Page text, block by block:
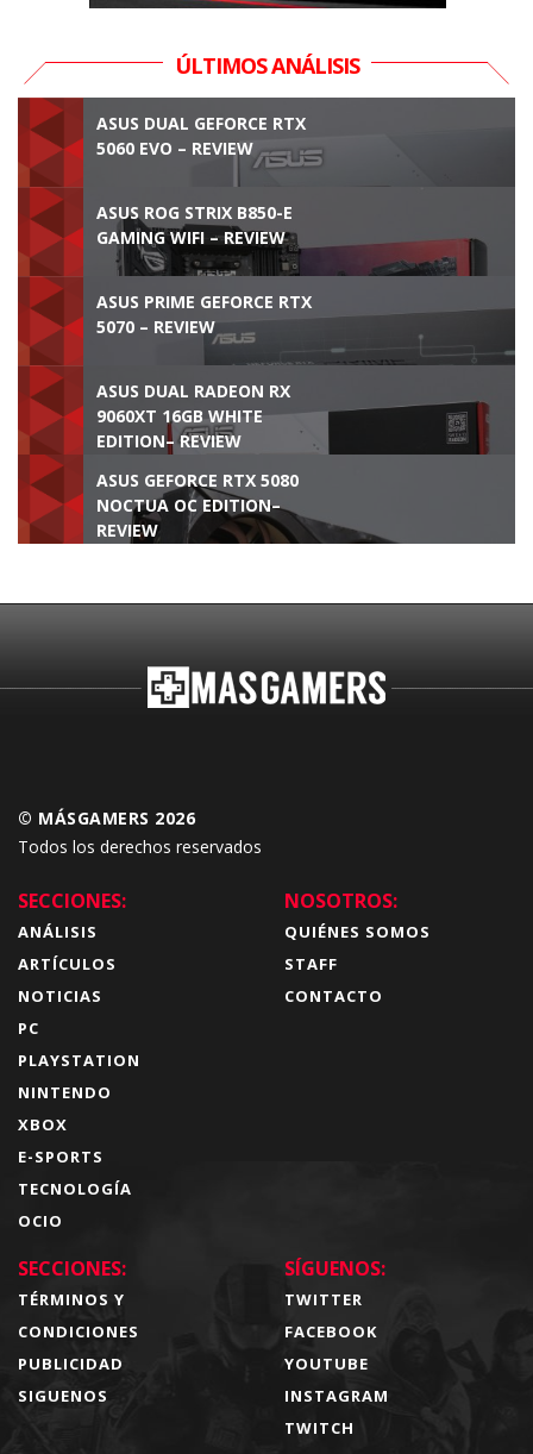
ÚLTIMOS ANÁLISIS
ASUS DUAL GEFORCE RTX
5060 EVO – REVIEW
ASUS ROG STRIX B850-E
GAMING WIFI – REVIEW
ASUS PRIME GEFORCE RTX
5070 – REVIEW
ASUS DUAL RADEON RX
9060XT 16GB WHITE
EDITION– REVIEW
ASUS GEFORCE RTX 5080
NOCTUA OC EDITION–
REVIEW
© MÁSGAMERS 2026
Todos los derechos reservados
SECCIONES:
ANÁLISIS
ARTÍCULOS
NOTICIAS
PC
PLAYSTATION
NINTENDO
XBOX
E-SPORTS
TECNOLOGÍA
OCIO
NOSOTROS:
QUIÉNES SOMOS
STAFF
CONTACTO
SECCIONES:
TÉRMINOS Y
CONDICIONES
PUBLICIDAD
SIGUENOS
SÍGUENOS:
TWITTER
FACEBOOK
YOUTUBE
INSTAGRAM
TWITCH